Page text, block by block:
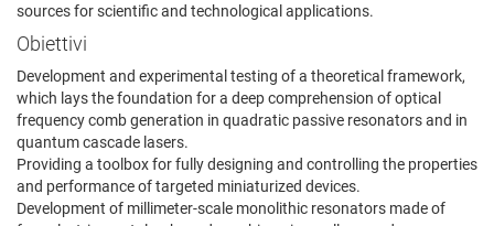
sources for scientific and technological applications.
Obiettivi
Development and experimental testing of a theoretical framework,
which lays the foundation for a deep comprehension of optical
frequency comb generation in quadratic passive resonators and in
quantum cascade lasers.
Providing a toolbox for fully designing and controlling the properties
and performance of targeted miniaturized devices.
Development of millimeter-scale monolithic resonators made of